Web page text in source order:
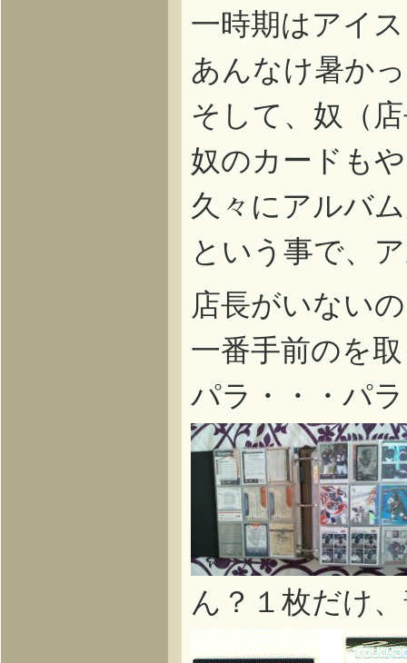
一時期はアイ
あんなけ暑か
そして、奴（
奴のカードも
久々にアルバ
という事で、
店長がいない
一番手前のを
パラ・・・パ
ん？１枚だけ